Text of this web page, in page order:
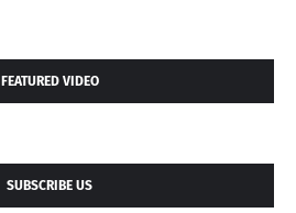
FEATURED VIDEO
SUBSCRIBE US